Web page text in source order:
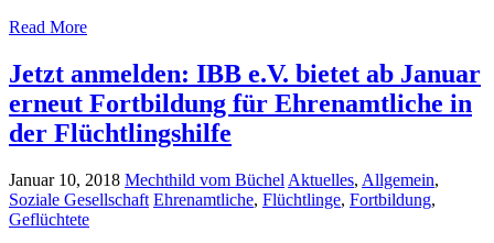
Read More
Jetzt anmelden: IBB e.V. bietet ab Januar
erneut Fortbildung für Ehrenamtliche in
der Flüchtlingshilfe
Januar 10, 2018 Mechthild vom Büchel Aktuelles, Allgemein,
Soziale Gesellschaft Ehrenamtliche, Flüchtlinge, Fortbildung,
Geflüchtete